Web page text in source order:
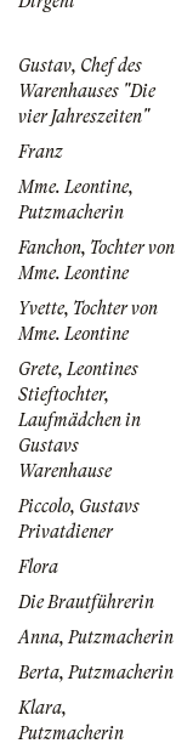
Gustav, Chef des
Warenhauses "Die
vier Jahreszeiten"
Franz
Mme. Leontine,
Putzmacherin
Fanchon, Tochter von
Mme. Leontine
Yvette, Tochter von
Mme. Leontine
Grete, Leontines
Stieftochter,
Laufmädchen in
Gustavs
Warenhause
Piccolo, Gustavs
Privatdiener
Flora
Die Brautführerin
Anna, Putzmacherin
Berta, Putzmacherin
Klara,
Putzmacherin